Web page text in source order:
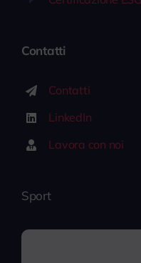
Contatti
Contatti
LinkedIn
Lavora con noi
Sport